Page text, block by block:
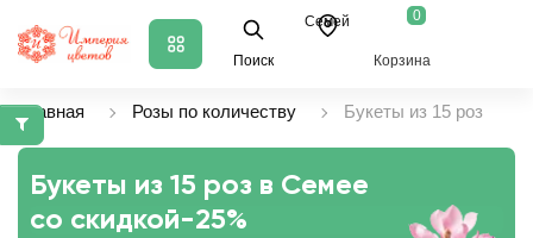
Поиск
Семей 0
Корзина
Главная Розы по количеству Букеты из 15 роз
Букеты из 15 роз в Семее
со скидкой-25%